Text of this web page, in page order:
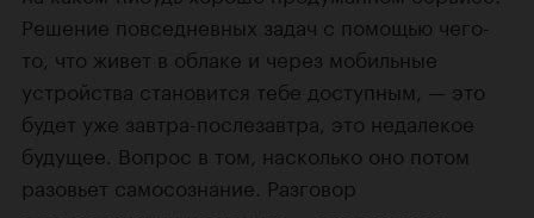
Решение повседневных задач с помощью чего-
то, что живет в облаке и через мобильные
устройства становится тебе доступным, — это
будет уже завтра-послезавтра, это недалекое
будущее. Вопрос в том, насколько оно потом
разовьет самосознание. Разговор